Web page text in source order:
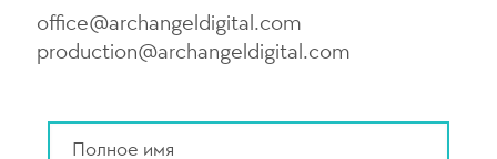
office@archangeldigital.com
production@archangeldigital.com